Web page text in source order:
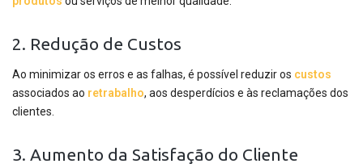
2. Redução de Custos
Ao minimizar os erros e as falhas, é possível reduzir os custos
associados ao retrabalho, aos desperdícios e às reclamações dos
clientes.
3. Aumento da Satisfação do Cliente